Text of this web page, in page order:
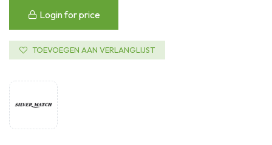
Login for price
TOEVOEGEN AAN VERLANGLIJST